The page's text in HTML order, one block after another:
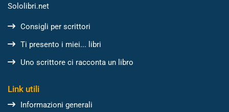
Sololibri.net
Consigli per scrittori
Ti presento i miei... libri
Uno scrittore ci racconta un libro
Link utili
Informazioni generali